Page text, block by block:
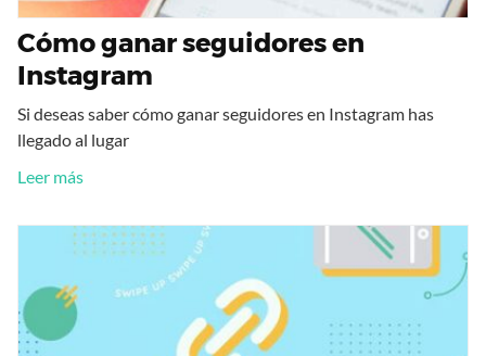
Cómo ganar seguidores en
Instagram
Si deseas saber cómo ganar seguidores en Instagram has
llegado al lugar
Leer más